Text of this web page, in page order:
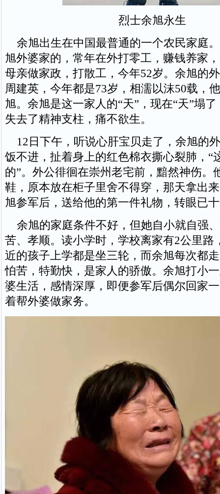
烈士余旭永生
余旭出生在中国最普通的一个农民家庭
旭外婆家的，常年在外打零工，赚钱养家
母亲做家政，打散工，今年52岁。余旭的
周建英，今年都是73岁，相濡以沫50载，
旭。余旭是这一家人的“天”，现在“天”塌
失去了精神支柱，痛不欲生。
12日下午，听说心肝宝贝走了，余旭的
饭不进，扯着身上的红色棉衣撕心裂肺，“
的”。外公徘徊在崇州老宅前，黯然神伤。
鞋，原本放在柜子里舍不得穿，那天拿出
旭参军后，送给他的第一件礼物，转眼已
余旭的家庭条件不好，但她自小就自强
苦、孝顺。读小学时，学校离家有2公里路
近的孩子上学都是坐三轮，而余旭每次都
怕苦，特勤快，是家人的骄傲。余旭打小
婆生活，感情深厚，即便参军后偶尔回家
着帮外婆做家务。